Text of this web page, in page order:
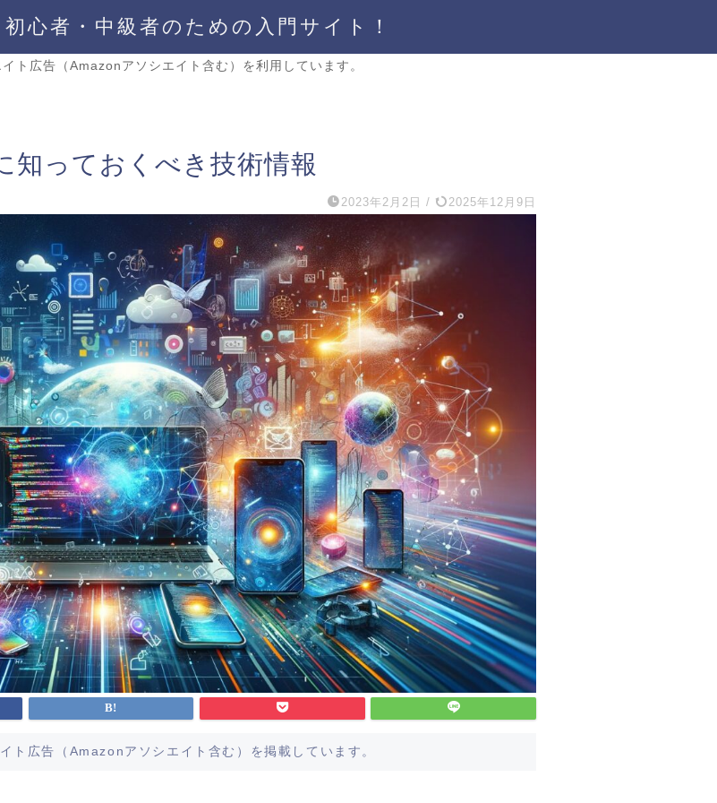
心者・中級者のための入門サイト！
ト広告（Amazonアソシエイト含む）を利用しています。
知っておくべき技術情報
2023年2月2日 / 2025年12月9日
ト広告（Amazonアソシエイト含む）を掲載しています。